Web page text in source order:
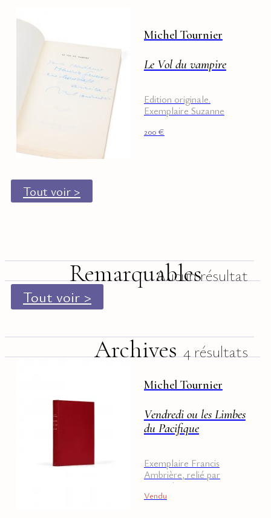
Michel Tournier
Le Vol du vampire
Edition originale.
Exemplaire Suzanne
200€
Tout voir >
RemarquablesAucun résultat
Tout voir >
Archives 4 résultats
Michel Tournier
Vendredi ou les Limbes
du Pacifique
Exemplaire Francis
Ambrière, relié par
Loutrel
Vendu